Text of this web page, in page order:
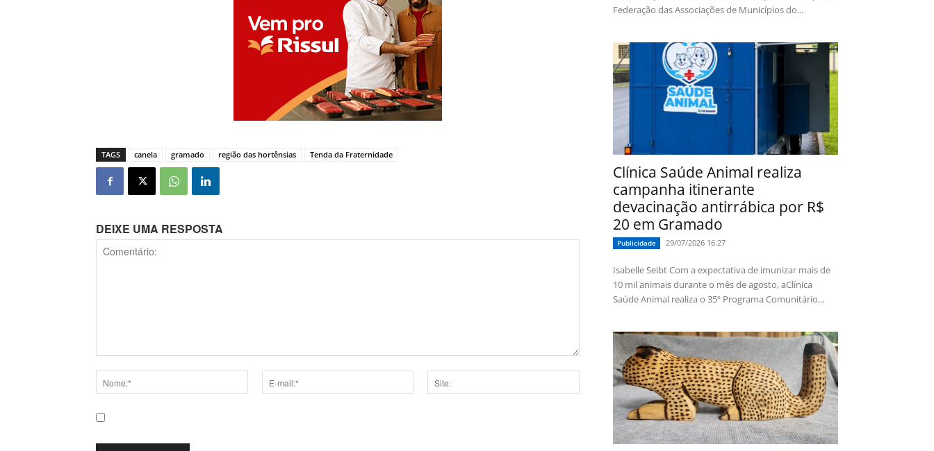
TAGS canela gramado região das hortênsias Tenda da Fraternidade
DEIXE UMA RESPOSTA
Federação das Associações de Municípios do...
Clínica Saúde Animal realiza
campanha itinerante
devacinação antirrábica por R$
20 em Gramado
Publicidade 29/07/2026 16:27
Isabelle Seibt Com a expectativa de imunizar mais de
10 mil animais durante o mês de agosto, aClínica
Saúde Animal realiza o 35º Programa Comunitário...